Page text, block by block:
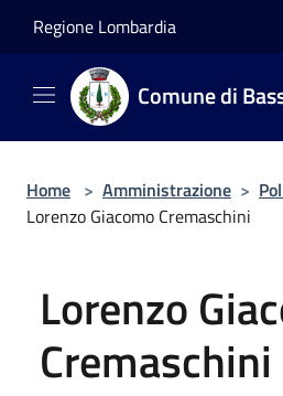
Regione Lombardia
Comune di
Home > Amministrazione >
Lorenzo Giacomo Cremaschini
Lorenzo
Cremaschini